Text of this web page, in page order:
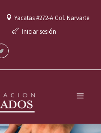
Yacatas #272-A Col. Narvarte
Iniciar sesión
Menú